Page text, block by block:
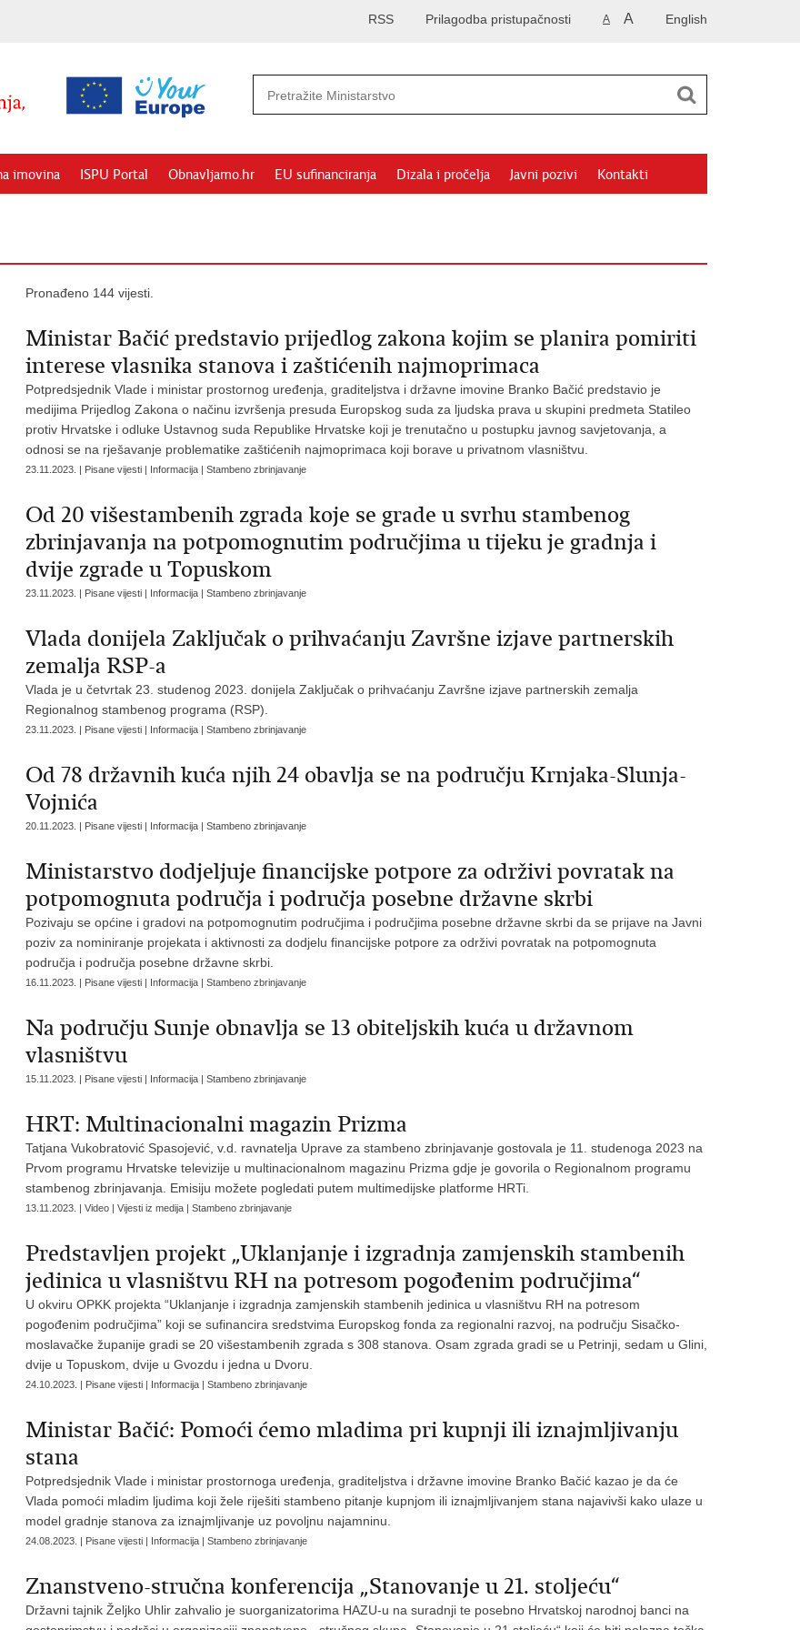
English
A A
Prilagodba pristupačnosti
RSS
imovina ISPU Portal Obnavljamo.hr EU sufinanciranja Dizala i pročelja Javni pozivi Kontakti
Pronađeno 144 vijesti.
Ministar Bačić predstavio prijedlog zakona kojim se planira pomiriti
interese vlasnika stanova i zaštićenih najmoprimaca
Potpredsjednik Vlade i ministar prostornog uređenja, graditeljstva i državne imovine Branko Bačić predstavio je
medijima Prijedlog Zakona o načinu izvršenja presuda Europskog suda za ljudska prava u skupini predmeta Statileo
protiv Hrvatske i odluke Ustavnog suda Republike Hrvatske koji je trenutačno u postupku javnog savjetovanja, a
odnosi se na rješavanje problematike zaštićenih najmoprimaca koji borave u privatnom vlasništvu.
23.11.2023. | Pisane vijesti | Informacija | Stambeno zbrinjavanje
Od 20 višestambenih zgrada koje se grade u svrhu stambenog
zbrinjavanja na potpomognutim područjima u tijeku je gradnja i
dvije zgrade u Topuskom
23.11.2023. | Pisane vijesti | Informacija | Stambeno zbrinjavanje
Vlada donijela Zaključak o prihvaćanju Završne izjave partnerskih
zemalja RSP-a
Vlada je u četvrtak 23. studenog 2023. donijela Zaključak o prihvaćanju Završne izjave partnerskih zemalja
Regionalnog stambenog programa (RSP).
23.11.2023. | Pisane vijesti | Informacija | Stambeno zbrinjavanje
Od 78 državnih kuća njih 24 obavlja se na području Krnjaka-Slunja-
Vojnića
20.11.2023. | Pisane vijesti | Informacija | Stambeno zbrinjavanje
Ministarstvo dodjeljuje financijske potpore za održivi povratak na
potpomognuta područja i područja posebne državne skrbi
Pozivaju se općine i gradovi na potpomognutim područjima i područjima posebne državne skrbi da se prijave na Javni
poziv za nominiranje projekata i aktivnosti za dodjelu financijske potpore za održivi povratak na potpomognuta
područja i područja posebne državne skrbi.
16.11.2023. | Pisane vijesti | Informacija | Stambeno zbrinjavanje
Na području Sunje obnavlja se 13 obiteljskih kuća u državnom
vlasništvu
15.11.2023. | Pisane vijesti | Informacija | Stambeno zbrinjavanje
HRT: Multinacionalni magazin Prizma
Tatjana Vukobratović Spasojević, v.d. ravnatelja Uprave za stambeno zbrinjavanje gostovala je 11. studenoga 2023 na
Prvom programu Hrvatske televizije u multinacionalnom magazinu Prizma gdje je govorila o Regionalnom programu
stambenog zbrinjavanja. Emisiju možete pogledati putem multimedijske platforme HRTi.
13.11.2023. | Video | Vijesti iz medija | Stambeno zbrinjavanje
Predstavljen projekt „Uklanjanje i izgradnja zamjenskih stambenih
jedinica u vlasništvu RH na potresom pogođenim područjima“
U okviru OPKK projekta “Uklanjanje i izgradnja zamjenskih stambenih jedinica u vlasništvu RH na potresom
pogođenim područjima” koji se sufinancira sredstvima Europskog fonda za regionalni razvoj, na području Sisačko-
moslavačke županije gradi se 20 višestambenih zgrada s 308 stanova. Osam zgrada gradi se u Petrinji, sedam u Glini,
dvije u Topuskom, dvije u Gvozdu i jedna u Dvoru.
24.10.2023. | Pisane vijesti | Informacija | Stambeno zbrinjavanje
Ministar Bačić: Pomoći ćemo mladima pri kupnji ili iznajmljivanju
stana
Potpredsjednik Vlade i ministar prostornoga uređenja, graditeljstva i državne imovine Branko Bačić kazao je da će
Vlada pomoći mladim ljudima koji žele riješiti stambeno pitanje kupnjom ili iznajmljivanjem stana najavivši kako ulaze u
model gradnje stanova za iznajmljivanje uz povoljnu najamninu.
24.08.2023. | Pisane vijesti | Informacija | Stambeno zbrinjavanje
Znanstveno-stručna konferencija „Stanovanje u 21. stoljeću“
Državni tajnik Željko Uhlir zahvalio je suorganizatorima HAZU-u na suradnji te posebno Hrvatskoj narodnoj banci na